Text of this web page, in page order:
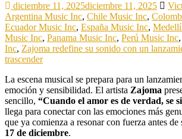
diciembre 11, 2025diciembre 11, 2025
Argentina Music Inc, Chile Music Inc,
Ecuador Music Inc, España Music Inc,
Music Inc, Panama Music Inc, Perú Music Inc,
Inc, Zajoma redefine su sonido con un
trascender
La escena musical se prepara para un
emoción y sensibilidad. El artista Zajoma
sencillo, “Cuando el amor es de verdad, se
llega para conectar con las emociones más
que ya comienza a resonar con fuerza antes
17 de diciembre.